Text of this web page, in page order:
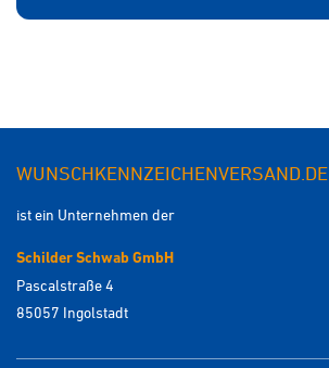
WUNSCHKENNZEICHENVERSAND.DE
ist ein Unternehmen der
Schilder Schwab GmbH
Pascalstraße 4
85057 Ingolstadt